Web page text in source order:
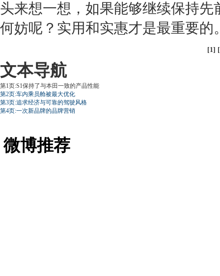
头来想一想，如果能够继续保持
何妨呢？实用和实惠才是最重要的
[1] [
文本导航
第1页:S1保持了与本田一致的产品性能
第2页:车内乘员舱被最大优化
第3页:追求经济与可靠的驾驶风格
第4页:一次新品牌的品牌营销
微博推荐